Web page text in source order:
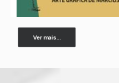
Ver mais...